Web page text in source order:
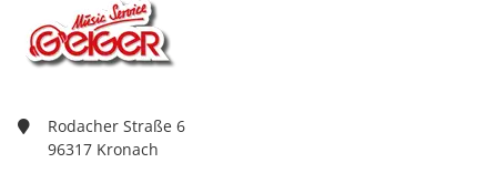
Rodacher Straße 6
96317 Kronach